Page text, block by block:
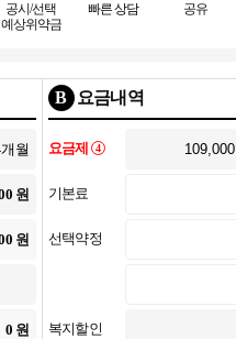
공시/선택
예상위약금
빠른 상담 공유
원
원
원
B 요금내역
요금제 4
기본료
선택약정
복지할인